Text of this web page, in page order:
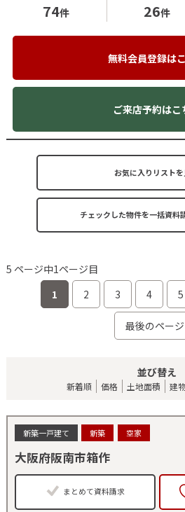
74件 26件
無料会員登録は
ご来店予約はこ
お気に入りリスト
5 ページ中1ページ目
1
2 3 4 5
最後のページ
並び替え
新着順 価格 土地面積 建
新築一戸建て 新築 空家
大阪府阪南市箱作
まとめて資料請求